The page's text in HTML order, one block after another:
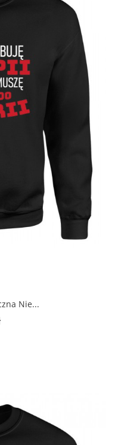
Nie...
Cena